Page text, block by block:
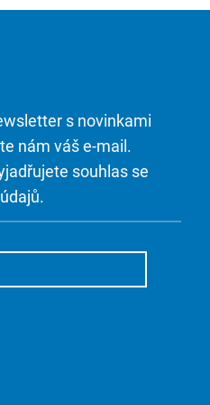
s novinkami
nám váš e-mail.
souhlas se